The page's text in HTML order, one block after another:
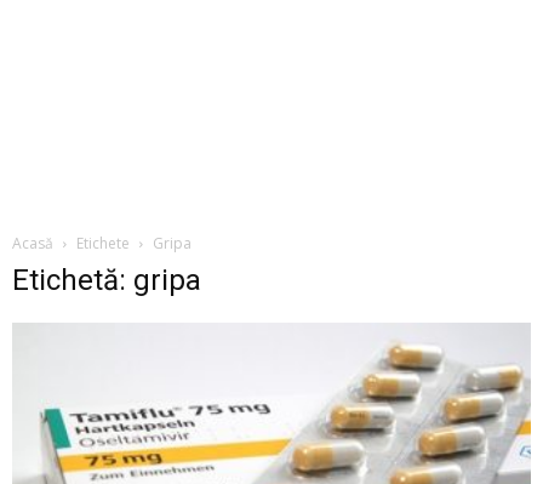
Acasă Etichete Gripa
Etichetă: gripa